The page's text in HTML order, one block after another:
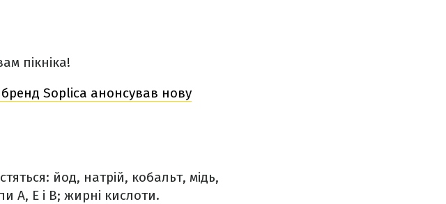
пікніка!
Soplica анонсував нову
йод, натрій, кобальт, мідь,
A, E і В; жирні кислоти.